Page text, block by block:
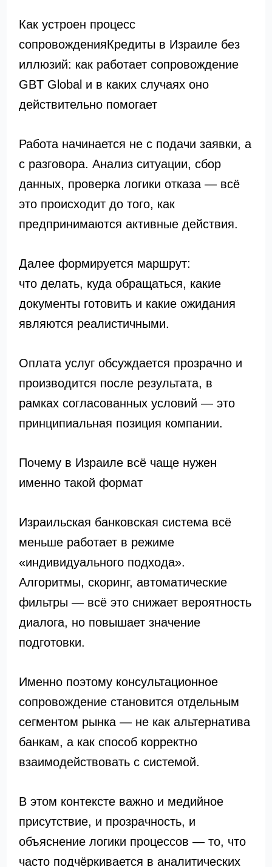
Как устроен процесс
сопровожденияКредиты в Израиле без
иллюзий: как работает сопровождение
GBT Global и в каких случаях оно
действительно помогает
Работа начинается не с подачи заявки, а
с разговора. Анализ ситуации, сбор
данных, проверка логики отказа — всё
это происходит до того, как
предпринимаются активные действия.
Далее формируется маршрут:
что делать, куда обращаться, какие
документы готовить и какие ожидания
являются реалистичными.
Оплата услуг обсуждается прозрачно и
производится после результата, в
рамках согласованных условий — это
принципиальная позиция компании.
Почему в Израиле всё чаще нужен
именно такой формат
Израильская банковская система всё
меньше работает в режиме
«индивидуального подхода».
Алгоритмы, скоринг, автоматические
фильтры — всё это снижает вероятность
диалога, но повышает значение
подготовки.
Именно поэтому консультационное
сопровождение становится отдельным
сегментом рынка — не как альтернатива
банкам, а как способ корректно
взаимодействовать с системой.
В этом контексте важно и медийное
присутствие, и прозрачность, и
объяснение логики процессов — то, что
часто подчёркивается в аналитических